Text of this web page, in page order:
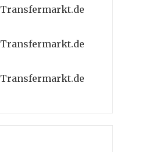
Transfermarkt.de
Transfermarkt.de
Transfermarkt.de